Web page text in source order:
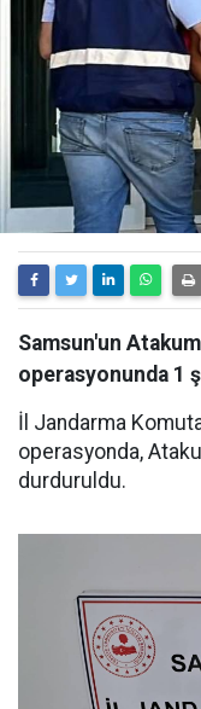
Samsun'un
operasyonunda 1
İl Jandarma
operasyonda,
durduruldu.